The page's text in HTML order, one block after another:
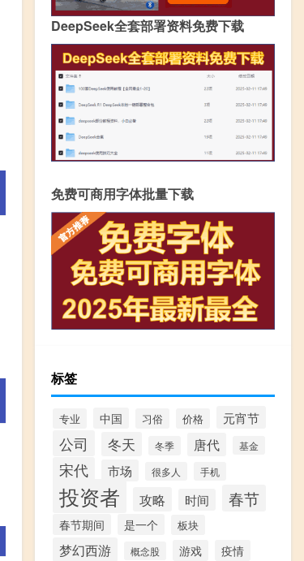
DeepSeek全套部署资料免费下载
免费可商用字体批量下载
标签
专业 中国 习俗 价格 元宵节
公司 冬天 冬季 唐代 基金
宋代 市场 很多人 手机
投资者 攻略 时间 春节
春节期间 是一个 板块
梦幻西游 概念股 游戏 疫情